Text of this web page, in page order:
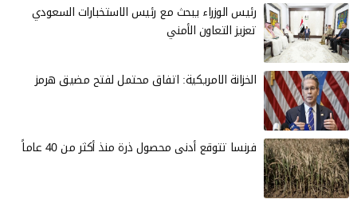
رئيس الوزراء يبحث مع رئيس الاستخبارات السعودي
تعزيز التعاون الأمني
الخزانة الامريكية: اتفاق محتمل لفتح مضيق هرمز
فرنسا تتوقع أدنى محصول ذرة منذ أكثر من 40 عاماً